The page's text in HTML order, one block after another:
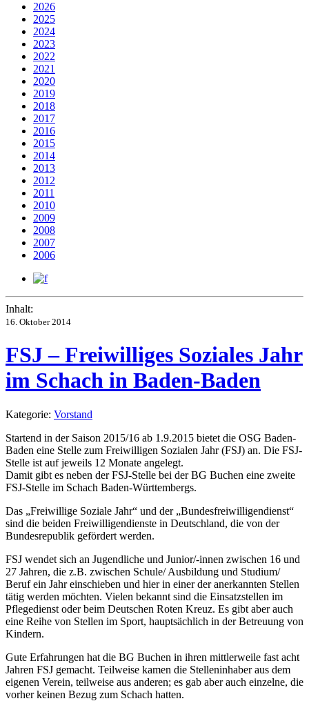
2026
2025
2024
2023
2022
2021
2020
2019
2018
2017
2016
2015
2014
2013
2012
2011
2010
2009
2008
2007
2006
Inhalt:
16. Oktober 2014
FSJ – Freiwilliges Soziales Jahr
im Schach in Baden-Baden
Kategorie: Vorstand
Startend in der Saison 2015/16 ab 1.9.2015 bietet die OSG Baden-
Baden eine Stelle zum Freiwilligen Sozialen Jahr (FSJ) an. Die FSJ-
Stelle ist auf jeweils 12 Monate angelegt.
Damit gibt es neben der FSJ-Stelle bei der BG Buchen eine zweite
FSJ-Stelle im Schach Baden-Württembergs.
Das „Freiwillige Soziale Jahr“ und der „Bundesfreiwilligendienst“
sind die beiden Freiwilligendienste in Deutschland, die von der
Bundesrepublik gefördert werden.
FSJ wendet sich an Jugendliche und Junior/-innen zwischen 16 und
27 Jahren, die z.B. zwischen Schule/ Ausbildung und Studium/
Beruf ein Jahr einschieben und hier in einer der anerkannten Stellen
tätig werden möchten. Vielen bekannt sind die Einsatzstellen im
Pflegedienst oder beim Deutschen Roten Kreuz. Es gibt aber auch
eine Reihe von Stellen im Sport, hauptsächlich in der Betreuung von
Kindern.
Gute Erfahrungen hat die BG Buchen in ihren mittlerweile fast acht
Jahren FSJ gemacht. Teilweise kamen die Stelleninhaber aus dem
eigenen Verein, teilweise aus anderen; es gab aber auch einzelne, die
vorher keinen Bezug zum Schach hatten.